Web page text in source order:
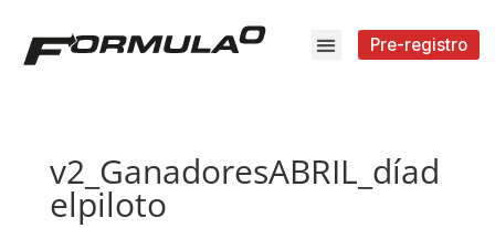
Pre-registro
v2_GanadoresABRIL_díad
elpiloto